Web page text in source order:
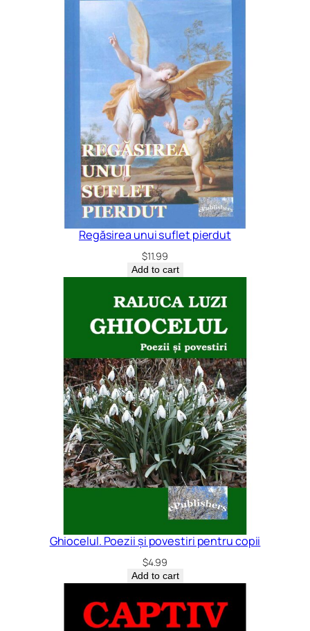
Regăsirea unui suflet pierdut
$11.99
Add to cart
Ghiocelul. Poezii și povestiri pentru copii
$4.99
Add to cart